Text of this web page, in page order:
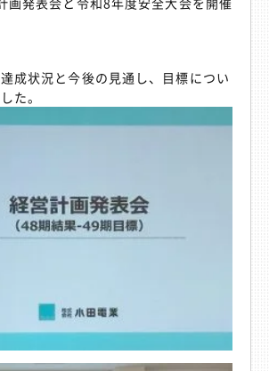
成状況と今後の見通し、目標につい
た。